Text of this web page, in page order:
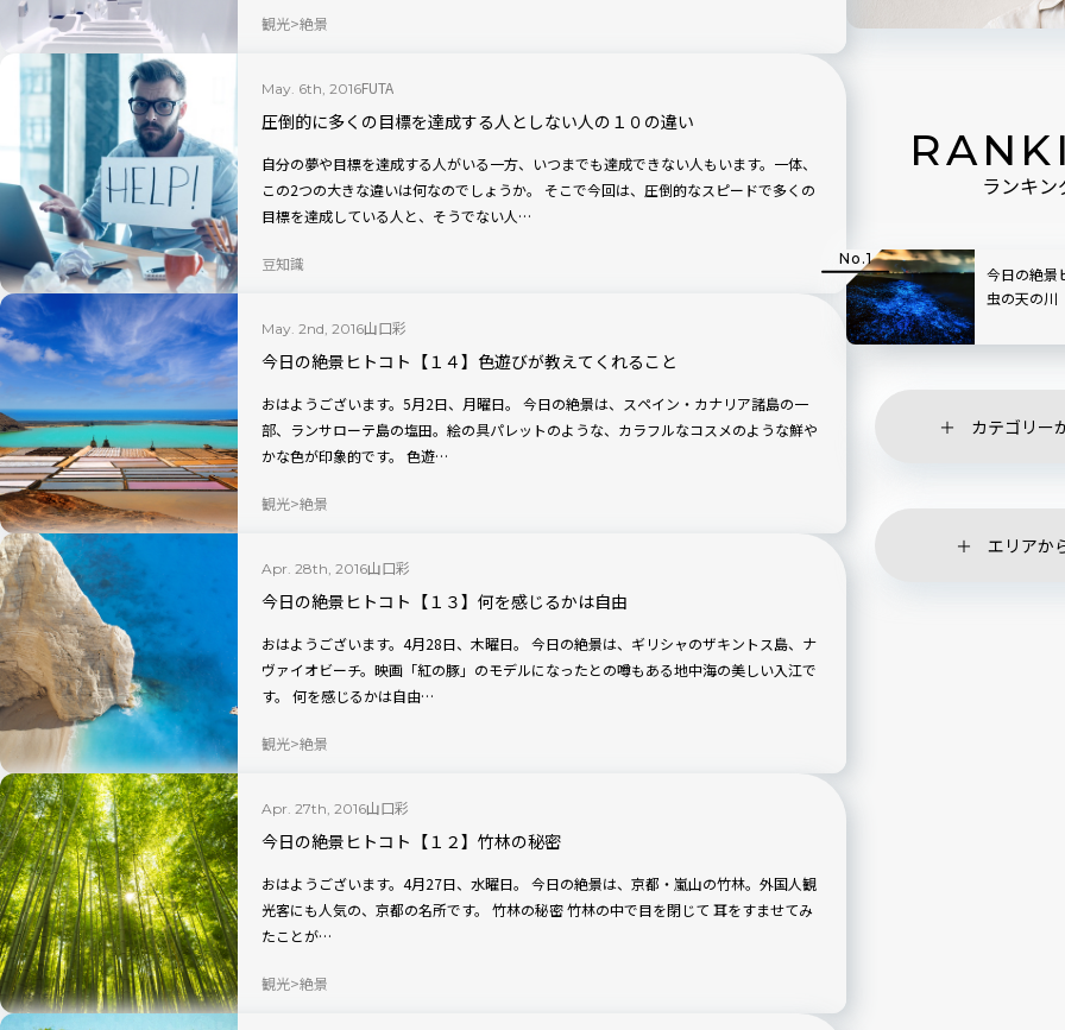
観光 絶景
May. 6th, 2016FUTA
圧倒的に多くの目標を達成する人としない人の１０の違い
自分の夢や目標を達成する人がいる一方、いつまでも達成できない人もいます。一体、
この2つの大きな違いは何なのでしょうか。 そこで今回は、圧倒的なスピードで多くの
目標を達成している人と、そうでない人…
豆知識
May. 2nd, 2016山口彩
今日の絶景ヒトコト【１４】色遊びが教えてくれること
おはようございます。5月2日、月曜日。 今日の絶景は、スペイン・カナリア諸島の一
部、ランサローテ島の塩田。絵の具パレットのような、カラフルなコスメのような鮮や
かな色が印象的です。 色遊…
観光 絶景
Apr. 28th, 2016山口彩
今日の絶景ヒトコト【１３】何を感じるかは自由
おはようございます。4月28日、木曜日。 今日の絶景は、ギリシャのザキントス島、ナ
ヴァイオビーチ。映画「紅の豚」のモデルになったとの噂もある地中海の美しい入江で
す。 何を感じるかは自由…
観光 絶景
Apr. 27th, 2016山口彩
今日の絶景ヒトコト【１２】竹林の秘密
おはようございます。4月27日、水曜日。 今日の絶景は、京都・嵐山の竹林。外国人観
光客にも人気の、京都の名所です。 竹林の秘密 竹林の中で目を閉じて 耳をすませてみ
たことが…
観光 絶景
ランキン
今日の絶景
虫の天の川
カテゴリー
エリアか